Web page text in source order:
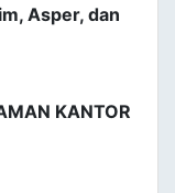
Asper, dan
KANTOR